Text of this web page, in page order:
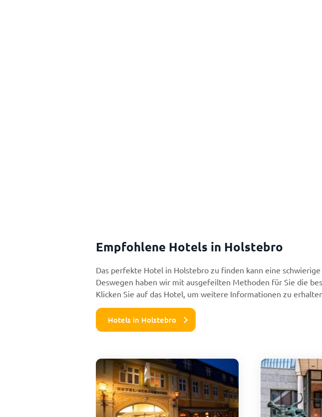
Empfohlene Hotels in Holstebro
Das perfekte Hotel in Holstebro zu finden kann eine
Deswegen haben wir mit ausgefeilten Methoden für Sie die
Klicken Sie auf das Hotel, um weitere Informationen zu
Hotels in Holstebro